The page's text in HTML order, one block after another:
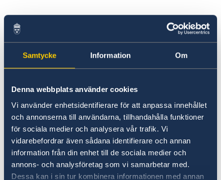
Samtycke Information Om
Denna webbplats använder cookies
Vi använder enhetsidentifierare för att anpassa innehållet
och annonserna till användarna, tillhandahålla funktioner
för sociala medier och analysera vår trafik. Vi
vidarebefordrar även sådana identifierare och annan
information från din enhet till de sociala medier och
annons- och analysföretag som vi samarbetar med.
Dessa kan i sin tur kombinera informationen med annan
25 Jun 2026
The Embassy will not Receive Visitors
on 1 and 6 July 2026.
July, due to Independence Day.
The Embassy will also be closed on Monday, 6
July, due to Liberation Day.
For questions and appointment requests,
please email: ambassaden.kigali@gov.se